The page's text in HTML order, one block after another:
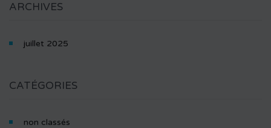
ARCHIVES
juillet 2025
CATÉGORIES
non classés